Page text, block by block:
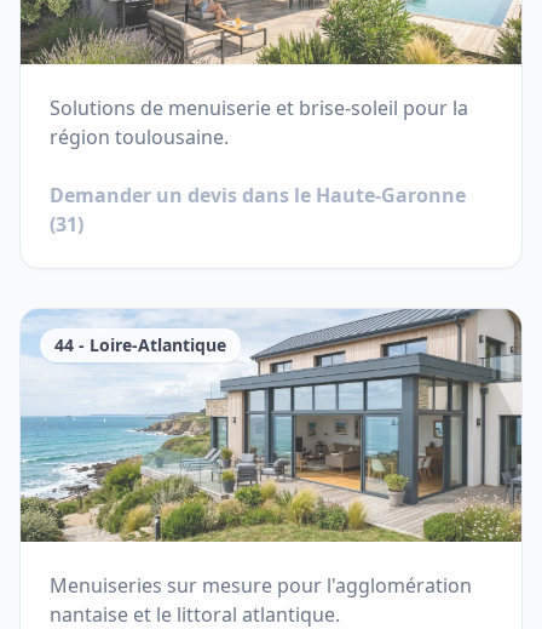
Solutions de menuiserie et brise-soleil pour la
région toulousaine.
Demander un devis dans le Haute-Garonne
(31)
44 - Loire-Atlantique
Menuiseries sur mesure pour l'agglomération
nantaise et le littoral atlantique.